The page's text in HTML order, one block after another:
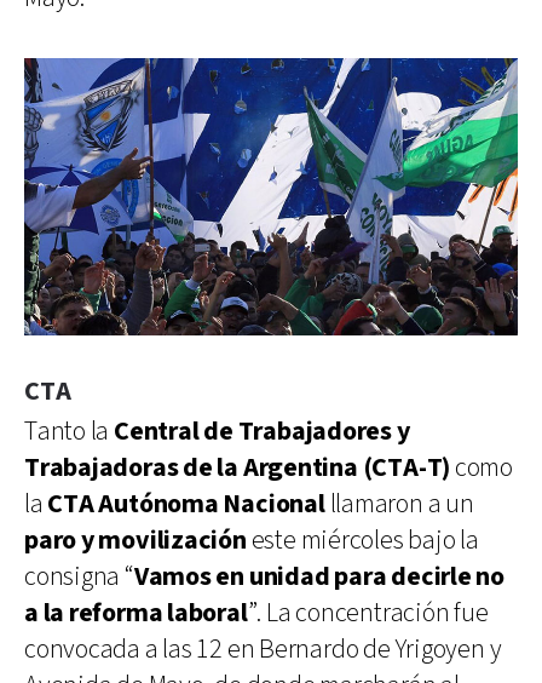
CTA
Tanto la Central de Trabajadores y
Trabajadoras de la Argentina (CTA-T) como
la CTA Autónoma Nacionalllamaron a un
paro y movilización este miércoles bajo la
consigna “Vamos en unidad para decirle no
a la reforma laboral”. La concentración fue
convocada a las 12 en Bernardo de Yrigoyen y